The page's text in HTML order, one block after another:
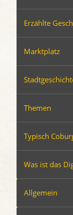
Erzählte
Marktplatz
Themen
Typisch
Was ist das
Allgemein